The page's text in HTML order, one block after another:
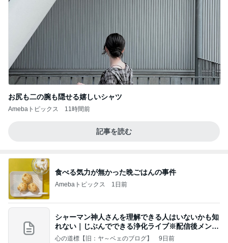
お尻も二の腕も隠せる嬉しいシャツ
Amebaトピックス 11時間前
記事を読む
食べる気力が無かった晩ごはんの事件
Amebaトピックス 1日前
シャーマン神人さんを理解できる人はいないかも知
れない｜じぶんでできる浄化ライブ※配信後メンバ
ー限
心の道標【旧：ヤ～ベェのブログ】 9日前